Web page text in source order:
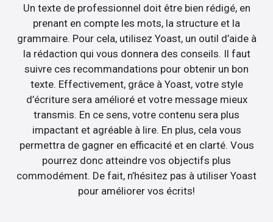
Un texte de professionnel doit être bien rédigé, en
prenant en compte les mots, la structure et la
grammaire. Pour cela, utilisez Yoast, un outil d’aide à
la rédaction qui vous donnera des conseils. Il faut
suivre ces recommandations pour obtenir un bon
texte. Effectivement, grâce à Yoast, votre style
d’écriture sera amélioré et votre message mieux
transmis. En ce sens, votre contenu sera plus
impactant et agréable à lire. En plus, cela vous
permettra de gagner en efficacité et en clarté. Vous
pourrez donc atteindre vos objectifs plus
commodément. De fait, n’hésitez pas à utiliser Yoast
pour améliorer vos écrits!